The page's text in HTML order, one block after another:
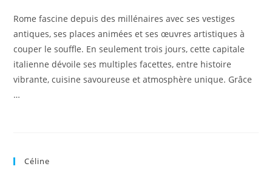
Rome fascine depuis des millénaires avec ses vestiges
antiques, ses places animées et ses œuvres artistiques à
couper le souffle. En seulement trois jours, cette capitale
italienne dévoile ses multiples facettes, entre histoire
vibrante, cuisine savoureuse et atmosphère unique. Grâce
…
Céline